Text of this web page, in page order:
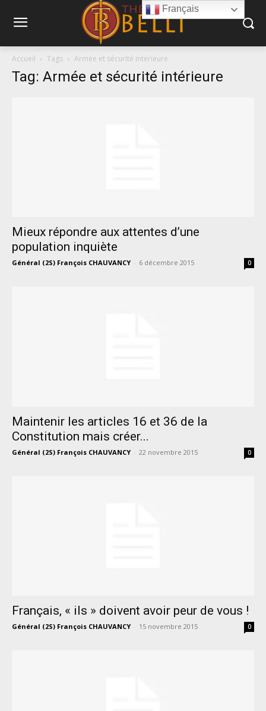
Accueil Tags Armée et sécurité intérieure
Tag: Armée et sécurité intérieure
Mieux répondre aux attentes d’une
population inquiète
Général (2S) François CHAUVANCY - 6 décembre 2015 0
Maintenir les articles 16 et 36 de la
Constitution mais créer...
Général (2S) François CHAUVANCY - 22 novembre 2015 0
Français, « ils » doivent avoir peur de vous !
Général (2S) François CHAUVANCY - 15 novembre 2015 0
Français